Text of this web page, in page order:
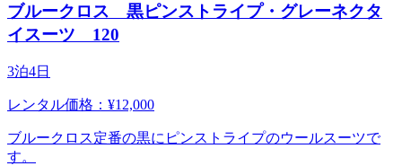
ブルークロス 黒ピンストライプ・グレーネクタ
イスーツ 120
3泊4日
レンタル価格：¥12,000
ブルークロス定番の黒にピンストライプのウールスーツで
す。